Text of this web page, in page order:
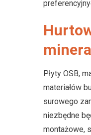
Płyty OSB,
materiałów
surowego
niezbędne
montażowe,